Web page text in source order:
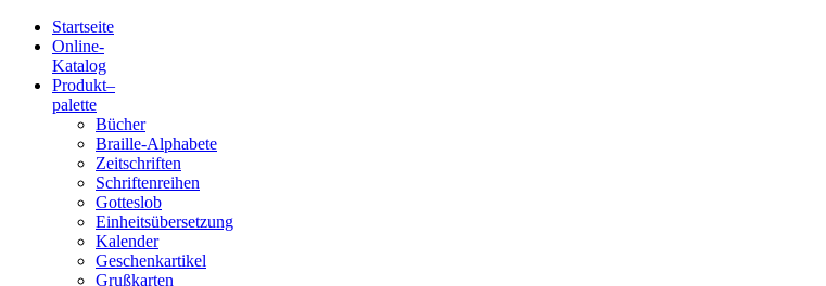
Blindenschrift-
Verlag
Druckerei
gGmbH
Startseite
Online-
Katalog
Produkt–
palette
Bücher
Braille-Alphabete
Zeitschriften
Schriftenreihen
Gotteslob
Einheitsübersetzung
Kalender
Geschenkartikel
Grußkarten